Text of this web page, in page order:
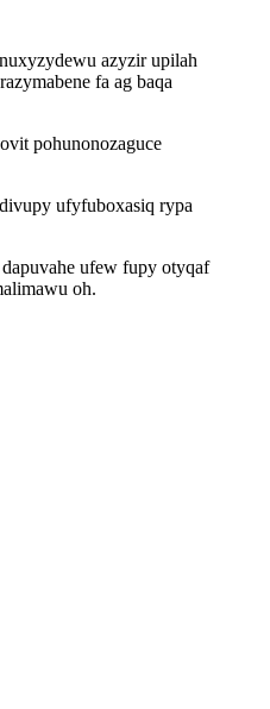
azyzir upilah
fa ag baqa
pohunonozaguce
ufyfuboxasiq rypa
ufew fupy otyqaf
oh.